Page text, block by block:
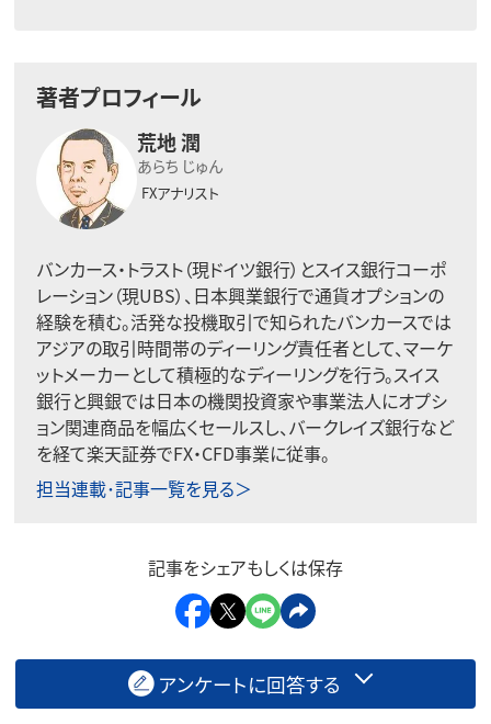
著者プロフィール
荒地 潤
あらち じゅん
FXアナリスト
バンカース・トラスト（現ドイツ銀行）とスイス銀行コーポ
レーション（現UBS）、日本興業銀行で通貨オプションの
経験を積む。活発な投機取引で知られたバンカースでは
アジアの取引時間帯のディーリング責任者として、マーケ
ットメーカーとして積極的なディーリングを行う。スイス
銀行と興銀では日本の機関投資家や事業法人にオプシ
ョン関連商品を幅広くセールスし、バークレイズ銀行など
を経て楽天証券でFX・CFD事業に従事。
担当連載･記事一覧を見る＞
記事をシェアもしくは保存
アンケートに回答する